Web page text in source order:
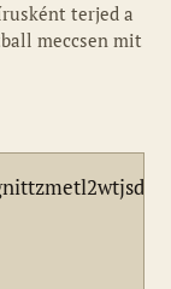
terjed a
meccsen mit